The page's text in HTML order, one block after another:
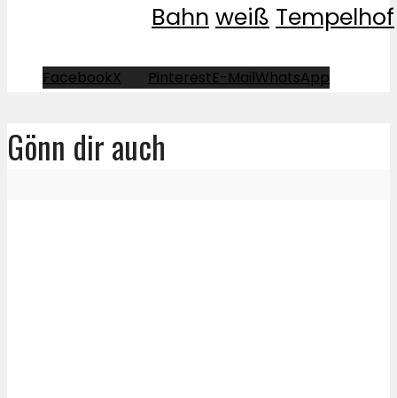
Bahn weiß Tempelhof
FacebookX PinterestE-MailWhatsApp
Gönn dir auch